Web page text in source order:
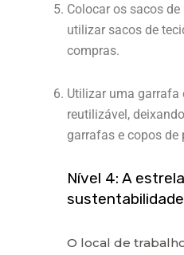
Colocar os sacos
utilizar sacos de
compras.
Utilizar uma
reutilizável,
garrafas e copos de
Nível 4: A
O local de